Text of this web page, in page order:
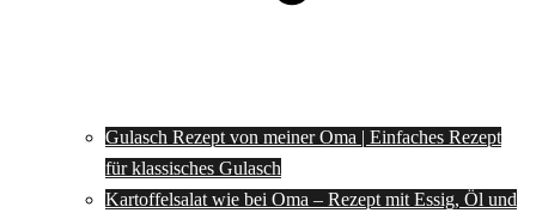
Gulasch Rezept von meiner Oma | Einfaches Rezept
für klassisches Gulasch
Kartoffelsalat wie bei Oma – Rezept mit Essig, Öl und